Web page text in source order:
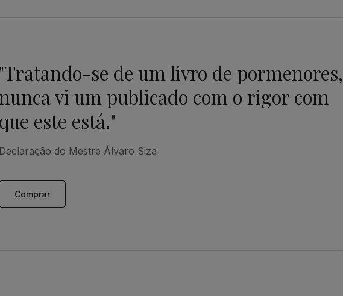
"Tratando-se de um livro de pormenores,
vi um publicado com o rigor com
que este está."
Declaração do Mestre Álvaro Siza
Comprar